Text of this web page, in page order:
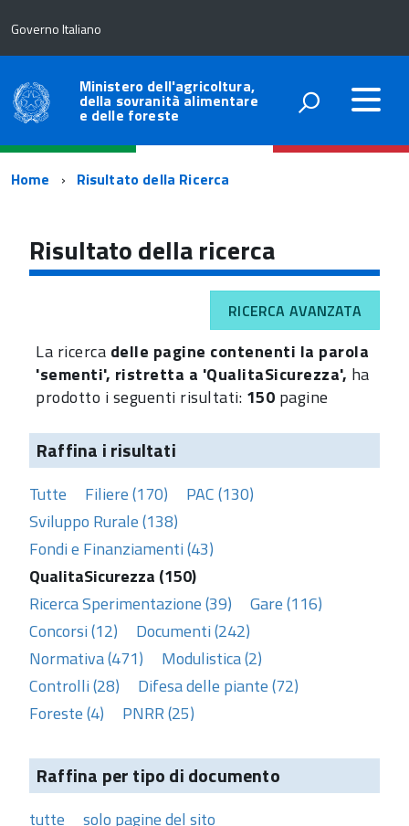
Governo Italiano
Ministero dell'agricoltura,
della sovranità alimentare
e delle foreste
Percorso
navigazione
Home Risultato della Ricerca
Risultato della ricerca
RICERCA AVANZATA
La ricerca delle pagine contenenti la parola
'sementi', ristretta a 'QualitaSicurezza', ha
prodotto i seguenti risultati: 150 pagine
Raffina i risultati
Tutte Filiere (170)
PAC (130)
Sviluppo Rurale (138)
Fondi e Finanziamenti (43)
QualitaSicurezza (150)
Ricerca Sperimentazione (39)
Gare (116)
Concorsi (12)
Documenti (242)
Normativa (471)
Modulistica (2)
Controlli (28)
Difesa delle piante (72)
Foreste (4)
PNRR (25)
Raffina per tipo di documento
tutte
solo pagine del sito